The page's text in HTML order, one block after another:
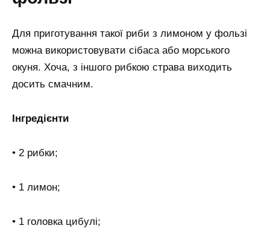
Для приготування такої риби з лимоном у фользі
можна використовувати сібаса або морського
окуня. Хоча, з іншого рибкою страва виходить
досить смачним.
Інгредієнти
• 2 рибки;
• 1 лимон;
• 1 головка цибулі;